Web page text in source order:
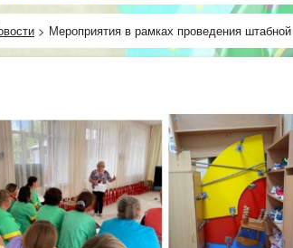
> Мероприятия в рамках проведения